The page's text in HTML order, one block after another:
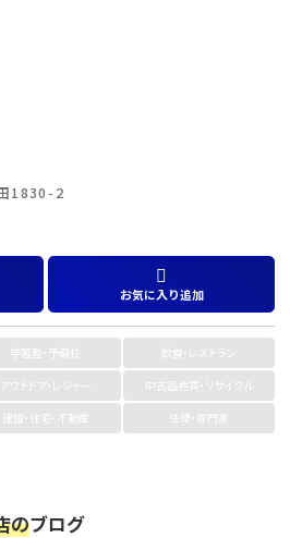
1830-２
お気に入り追加
学習塾・予備校
飲食・レストラン
アウトドア・レジャー
中古品売買・リサイクル
建設・住宅・不動産
法律・専門家
のブログ